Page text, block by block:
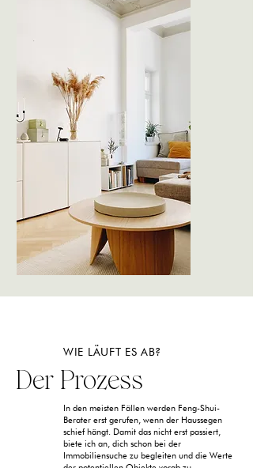
WIE LÄUFT ES AB?
In den meisten Fällen werden Feng-Shui-
Berater erst gerufen, wenn der Haussegen
schief hängt. Damit das nicht erst passiert,
biete ich an, dich schon bei der
Immobiliensuche zu begleiten und die Werte
Der Prozess